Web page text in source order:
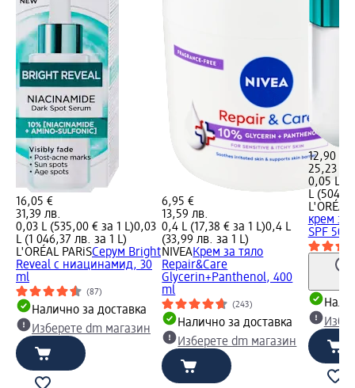
16,05 €
31,39 лв.
0,03 L (535,00 € за 1 L)0,03
L (1 046,37 лв. за 1 L)
L'ORÉAL PARiSСерум Bright
Reveal с ниацинамид, 30
ml
(87)
Налично за доставка
Изберете dm магазин
6,95 €
13,59 лв.
0,4 L (17,38 € за 1 L)0,4 L
(33,99 лв. за 1 L)
NIVEAКрем за тяло
Repair&Care
Glycerin+Panthenol, 400
ml
(243)
Налично за доставка
Изберете dm магазин
12,90 €
25,23
0,05 L
L
L'ORÉAL
крем за
SPF 50,